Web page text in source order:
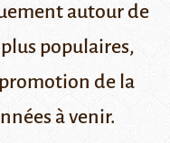
autour de
populaires,
de la
à venir.